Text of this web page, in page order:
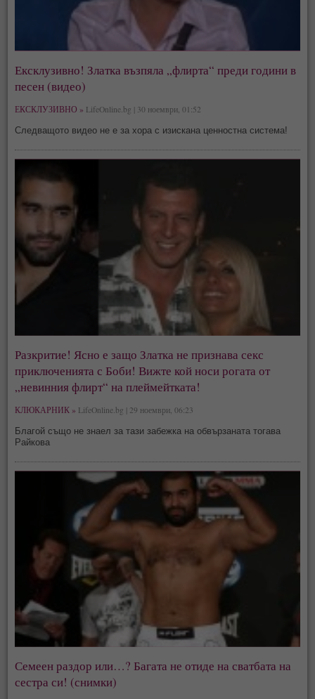
Ексклузивно! Златка възпяла „флирта“ преди години в
песен (видео)
ЕКСКЛУЗИВНО » LifeOnline.bg | 30 ноември, 01:52
Следващото видео не е за хора с изискана ценностна система!
Разкритие! Ясно е защо Златка не признава секс
приключенията с Боби! Вижте кой носи рогата от
„невинния флирт“ на плеймейтката!
КЛЮКАРНИК » LifeOnline.bg | 29 ноември, 06:23
Благой също не знаел за тази забежка на обвързаната тогава
Райкова
Семеен раздор или…? Багата не отиде на сватбата на
сестра си! (снимки)